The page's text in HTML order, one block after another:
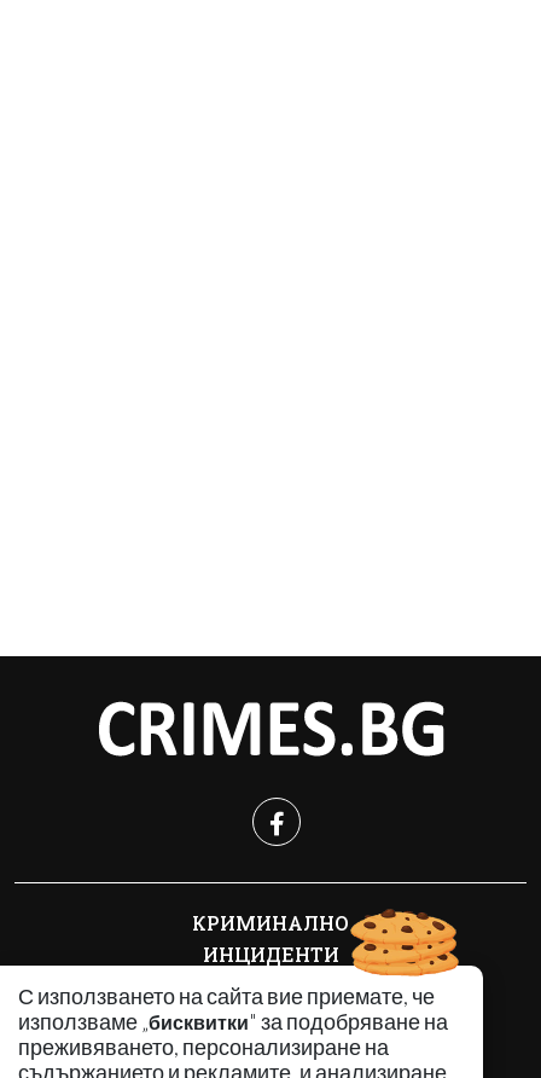
С използването на сайта вие приемате, че
използваме „бисквитки" за подобряване на
преживяването, персонализиране на
съдържанието и рекламите, и анализиране
КРИМИНАЛНО
ИНЦИДЕНТИ
АНАЛИЗИ
ПО СВЕТА
ВОДЕЩИ ТЕМИ